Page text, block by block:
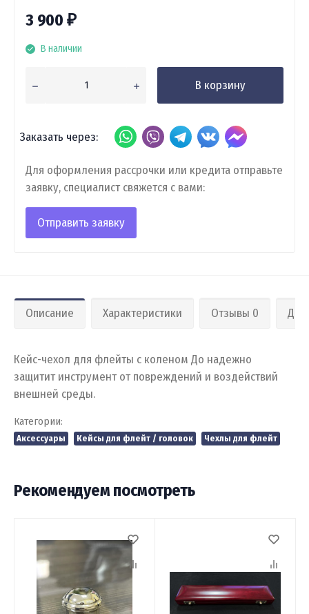
3 900 ₽
В наличии
В корзину
Заказать через:
Для оформления рассрочки или кредита отправьте
заявку, специалист свяжется с вами:
Отправить заявку
Описание Характеристики Отзывы 0
Кейс-чехол для флейты с коленом До надежно
защитит инструмент от повреждений и воздействий
внешней среды.
Категории:
Аксессуары Кейсы для флейт / головок Чехлы для флейт
Рекомендуем посмотреть